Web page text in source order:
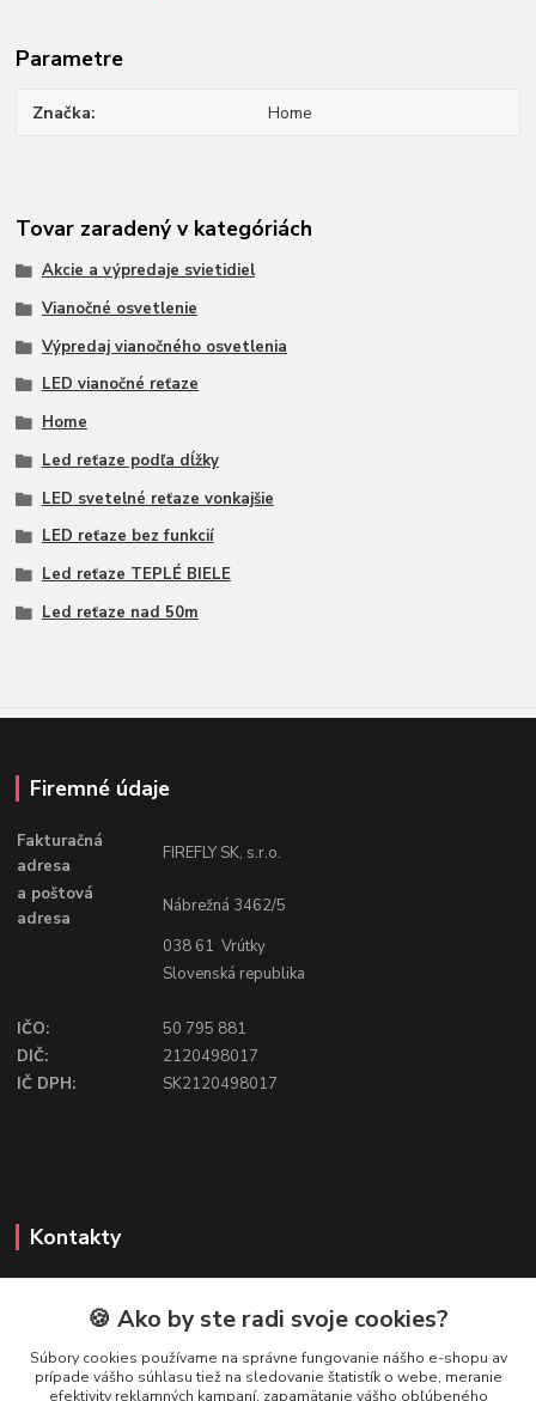
Parametre
Značka Home
Tovar zaradený v kategóriách
Akcie a výpredaje svietidiel
Vianočné osvetlenie
Výpredaj vianočného osvetlenia
LED vianočné reťaze
Home
Led reťaze podľa dĺžky
LED svetelné reťaze vonkajšie
LED reťaze bez funkcií
Led reťaze TEPLÉ BIELE
Led reťaze nad 50m
Firemné údaje
Fakturačná
adresa
FIREFLY SK, s.r.o.
a poštová
adresa
Nábrežná 3462/5
038 61 Vrútky
Slovenská republika
IČO:
50 795 881
DIČ:
2120498017
IČ DPH:
SK2120498017
Kontakty
FIREFLY SHOP
Mgr. Ivana Kirschnerová
🍪 Ako by ste radi svoje cookies?
Súbory cookies používame na správne fungovanie nášho e-shopu av
prípade vášho súhlasu tiež na sledovanie štatistík o webe, meranie
efektivity reklamných kampaní, zapamätanie vášho obľúbeného